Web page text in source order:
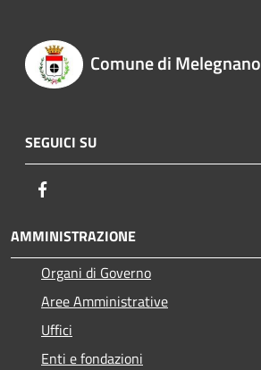
Comune di Melegnano
SEGUICI SU
AMMINISTRAZIONE
Organi di Governo
Aree Amministrative
Uffici
Enti e fondazioni